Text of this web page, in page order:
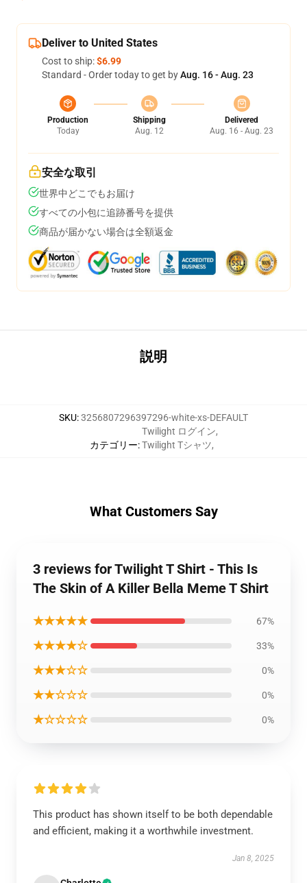
Deliver to United States
Cost to ship:$6.99
Standard - Order today to get byAug. 16 - Aug. 23
Production
Today
Shipping
Aug. 12
Delivered
Aug. 16 - Aug. 23
安全な取引
世界中どこでもお届け
すべての小包に追跡番号を提供
商品が届かない場合は全額返金
説明
SKU:3256807296397296-white-xs-DEFAULT
カテゴリー:
Twilight ログイン,
Twilight Tシャツ,
What Customers Say
3 reviews for Twilight T Shirt - This Is
The Skin of A Killer Bella Meme T Shirt
★★★★★ 67%
★★★★☆ 33%
★★★☆☆ 0%
★★☆☆☆ 0%
★☆☆☆☆ 0%
This product has shown itself to be both dependable
and efficient, making it a worthwhile investment.
Jan 8, 2025